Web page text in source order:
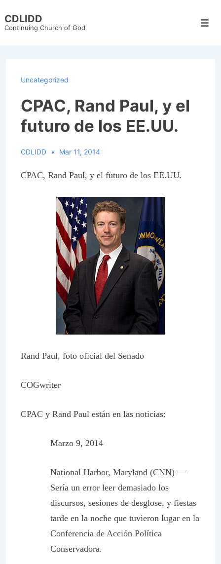
Skip
CDLIDD
Continuing Church of God
Uncategorized
CPAC, Rand Paul, y el
futuro de los EE.UU.
CDLIDD Mar 11, 2014
CPAC, Rand Paul, y el futuro de los EE.UU.
Rand Paul, foto oficial del Senado
COGwriter
CPAC y Rand Paul están en las noticias:
Marzo 9, 2014
National Harbor, Maryland (CNN) —
Sería un error leer demasiado los
discursos, sesiones de desglose, y fiestas
tarde en la noche que tuvieron lugar en la
Conferencia de Acción Política
Conservadora.